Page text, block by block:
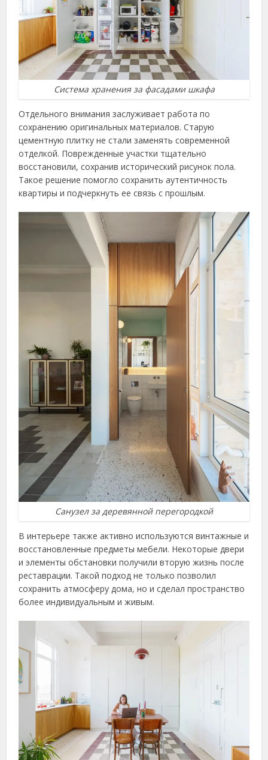
Система хранения за фасадами шкафа
Отдельного внимания заслуживает работа по
сохранению оригинальных материалов. Старую
цементную плитку не стали заменять современной
отделкой. Поврежденные участки тщательно
восстановили, сохранив исторический рисунок пола.
Такое решение помогло сохранить аутентичность
квартиры и подчеркнуть ее связь с прошлым.
Санузел за деревянной перегородкой
В интерьере также активно используются винтажные и
восстановленные предметы мебели. Некоторые двери
и элементы обстановки получили вторую жизнь после
реставрации. Такой подход не только позволил
сохранить атмосферу дома, но и сделал пространство
более индивидуальным и живым.